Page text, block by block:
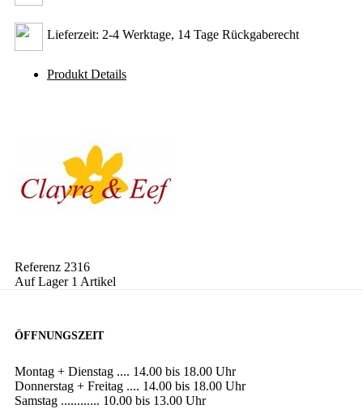
Lieferzeit: 2-4 Werktage, 14 Tage Rückgaberecht
Produkt Details
Referenz 2316
Auf Lager 1 Artikel
ÖFFNUNGSZEIT
Montag + Dienstag .... 14.00 bis 18.00 Uhr
Donnerstag + Freitag .... 14.00 bis 18.00 Uhr
Samstag ............ 10.00 bis 13.00 Uhr